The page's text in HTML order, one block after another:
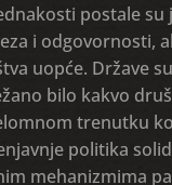
postale
i
uopće. Države
bilo kakvo
trenutku
politika
mehanizmima